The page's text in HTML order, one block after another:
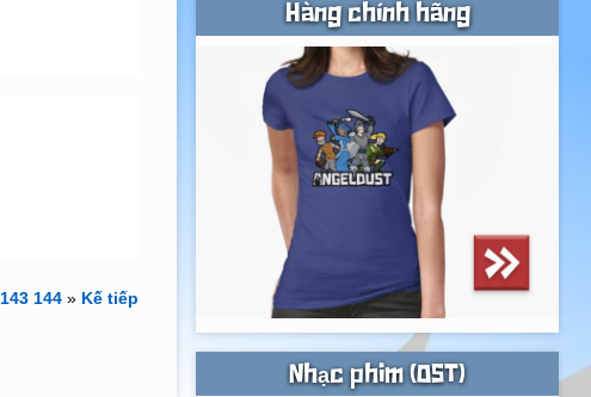
143 144 » Kế tiếp
Hàng chính hãng
Nhạc phim (OST)